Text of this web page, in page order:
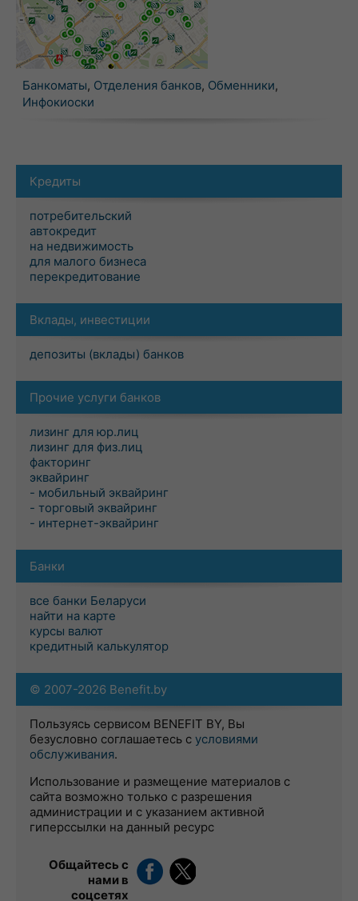
Банкоматы, Отделения банков, Обменники,
Инфокиоски
Кредиты
потребительский
автокредит
на недвижимость
для малого бизнеса
перекредитование
Вклады, инвестиции
депозиты (вклады) банков
Прочие услуги банков
лизинг для юр.лиц
лизинг для физ.лиц
факторинг
эквайринг
- мобильный эквайринг
- торговый эквайринг
- интернет-эквайринг
Банки
все банки Беларуси
найти на карте
курсы валют
кредитный калькулятор
© 2007-2026 Benefit.by
Пользуясь сервисом BENEFIT BY, Вы
безусловно соглашаетесь с условиями
обслуживания.
Использование и размещение материалов с
сайта возможно только с разрешения
администрации и с указанием активной
гиперссылки на данный ресурс
Общайтесь с
нами в
соцсетях